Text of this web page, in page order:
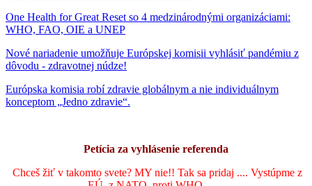
One Health for Great Reset so 4 medzinárodnými organizáciami:
WHO, FAO, OIE a UNEP
Nové nariadenie umožňuje Európskej komisii vyhlásiť pandémiu z
dôvodu - zdravotnej núdze!
Európska komisia robí zdravie globálnym a nie individuálnym
konceptom „Jedno zdravie“.
Petícia za vyhlásenie referenda
Chceš žiť v takomto svete? MY nie!! Tak sa pridaj .... Vystúpme z